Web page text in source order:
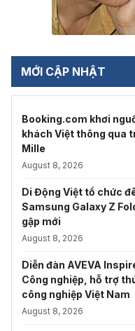
MỚI CẬP NHẬT
Booking.com khơi
khách Việt thông qua
Mille
August 8, 2026
Di Động Việt tổ chức
Samsung Galaxy Z
gập mới
August 8, 2026
Diễn đàn AVEVA
Công nghiệp, hỗ trợ
công nghiệp Việt Nam
August 8, 2026